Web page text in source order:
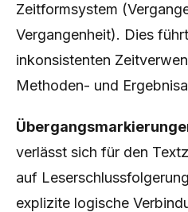
Zeitformsystem
Vergangenheit). Dies
inkonsistenten
Methoden- und
verlässt sich für den
auf
explizite logische